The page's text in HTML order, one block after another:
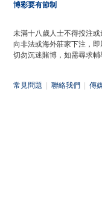
博彩要有節制
未滿十八歲人士不得投注或
向非法或海外莊家下注，即
切勿沉迷賭博，如需尋求
常見問題 聯絡我們 傳